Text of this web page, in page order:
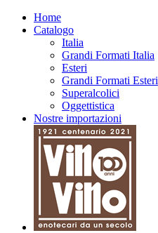
Home
Catalogo
Italia
Grandi Formati Italia
Esteri
Grandi Formati Esteri
Superalcolici
Oggettistica
Nostre importazioni